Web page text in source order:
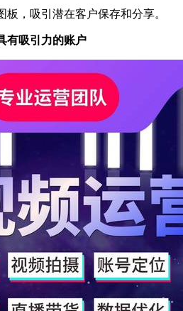
，吸引潜在客户保存和分享。
有吸引力的账户